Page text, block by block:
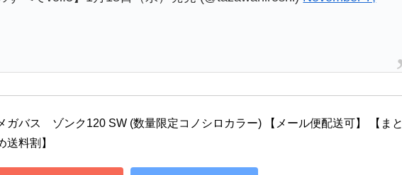
ガバス　ゾンク120 SW (数量限定コノシロカラー) 【メール便配送可】 【まと
送料割】